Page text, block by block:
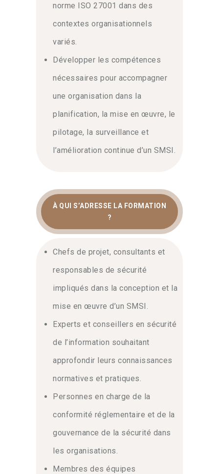
Gestion des risques et
La conformité réglementaire constitue
conséquent, il est crucial d’appliquer
les exigences de la norme ISO 27001
avec précision.
apprendrez à réaliser des évaluations
serez capable d’élaborer un plan de
traitement des risques robuste et
Audit, surveillance et
amélioration continue
Un SMSI ne doit jamais rester statique.
Au contraire, il doit évoluer en
menaces.C’est pourquoinotre
formation met l’accent sur les audits
Enfin, vous maîtriserez les techniques
pour assurer une amélioration continue,
futurs audits de certification externe.
norme ISO 27001 dans des
contextes organisationnels
variés.
Développer les compétences
nécessaires pour accompagner
une organisation dans la
planification, la mise en œuvre, le
pilotage, la surveillance et
l’amélioration continue d’un SMSI.
À QUI S’ADRESSE LA FORMATION
?
Chefs de projet, consultants et
responsables de sécurité
impliqués dans la conception et la
mise en œuvre d’un SMSI.
Experts et conseillers en sécurité
de l’information souhaitant
approfondir leurs connaissances
normatives et pratiques.
Personnes en charge de la
conformité réglementaire et de la
gouvernance de la sécurité dans
les organisations.
Membres des équipes